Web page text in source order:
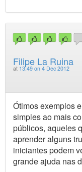
Filipe La Ruina
at 13:49 on 4 Dec 2012
Ótimos exemplos
simples ao mais
públicos, aqueles
aprender alguns
iniciantes podem
grande ajuda nas